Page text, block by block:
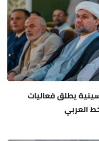
يطلق فعاليات
العربي